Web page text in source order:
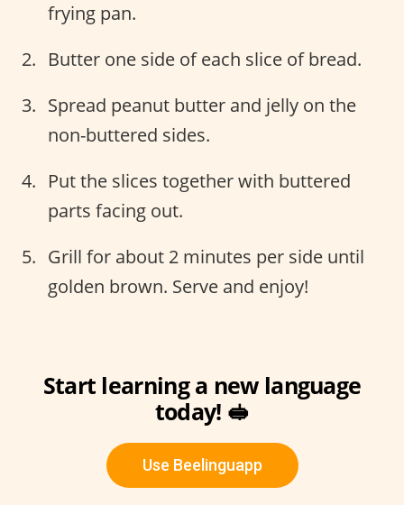
frying pan.
Butter one side of each slice of bread.
Spread peanut butter and jelly on the
non-buttered sides.
Put the slices together with buttered
parts facing out.
Grill for about 2 minutes per side until
golden brown. Serve and enjoy!
Start learning a new language
today! 🥪
Use Beelinguapp